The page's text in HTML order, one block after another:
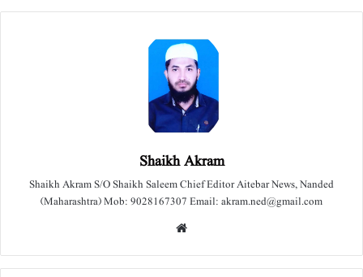
Shaikh Akram
Shaikh Akram S/O Shaikh Saleem Chief Editor Aitebar News, Nanded
(Maharashtra) Mob: 9028167307 Email: akram.ned@gmail.com
e